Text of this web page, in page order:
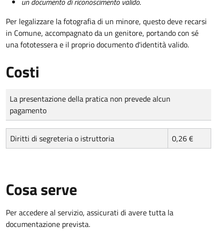
Per legalizzare la fotografia di un minore, questo deve recarsi
in Comune, accompagnato da un genitore, portando con sé
una fototessera e il proprio documento d'identità valido.
Costi
Tipo di pagamento
Importo
La presentazione della pratica non prevede alcun
pagamento
Diritti di segreteria o istruttoria 0,26 €
Cosa serve
Per accedere al servizio, assicurati di avere tutta la
documentazione prevista.